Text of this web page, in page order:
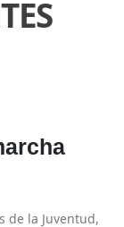
de la Juventud,